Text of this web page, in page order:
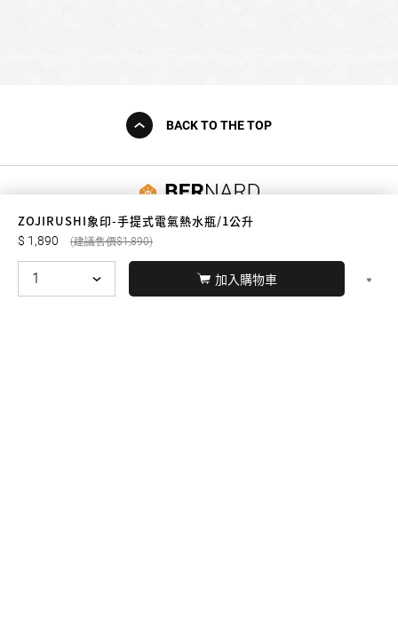
ZOJIRUSHI象印-手提式電氣熱水瓶/1公升
1,890 1,890
加入購物車
BACK TO THE TOP
友誠購物
© BERNARD 2021 WEBDESIGN